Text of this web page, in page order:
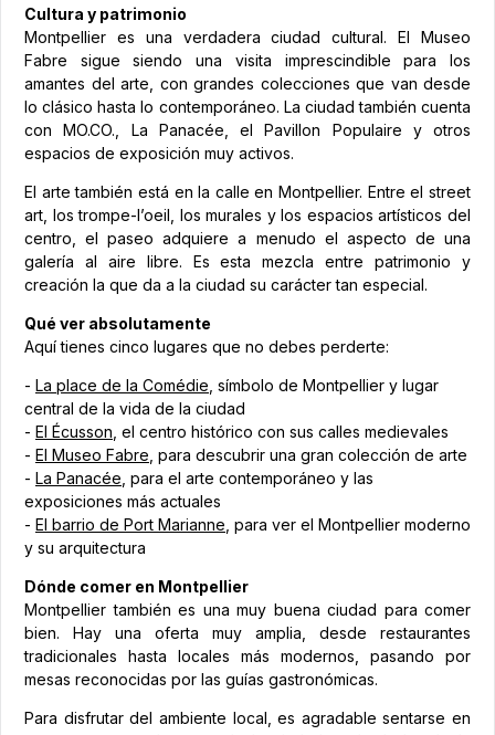
Cultura y patrimonio
Montpellier es una verdadera ciudad cultural. El Museo
Fabre sigue siendo una visita imprescindible para los
amantes del arte, con grandes colecciones que van desde
lo clásico hasta lo contemporáneo. La ciudad también cuenta
con MO.CO., La Panacée, el Pavillon Populaire y otros
espacios de exposición muy activos.
El arte también está en la calle en Montpellier. Entre el street
art, los trompe-l’oeil, los murales y los espacios artísticos del
centro, el paseo adquiere a menudo el aspecto de una
galería al aire libre. Es esta mezcla entre patrimonio y
creación la que da a la ciudad su carácter tan especial.
Qué ver absolutamente
Aquí tienes cinco lugares que no debes perderte:
- La place de la Comédie , símbolo de Montpellier y lugar
central de la vida de la ciudad
- El Écusson , el centro histórico con sus calles medievales
- El Museo Fabre , para descubrir una gran colección de arte
- La Panacée , para el arte contemporáneo y las
exposiciones más actuales
- El barrio de Port Marianne , para ver el Montpellier moderno
y su arquitectura
Dónde comer en Montpellier
Montpellier también es una muy buena ciudad para comer
bien. Hay una oferta muy amplia, desde restaurantes
tradicionales hasta locales más modernos, pasando por
mesas reconocidas por las guías gastronómicas.
Para disfrutar del ambiente local, es agradable sentarse en